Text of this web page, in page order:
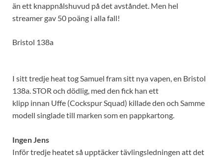
än ett knappnålshuvud på det avståndet. Men hel
streamer gav 50 poäng i alla fall!
Bristol 138a
I sitt tredje heat tog Samuel fram sitt nya vapen, en Bristol
138a. STOR och dödlig, med den fick han ett
klipp innan Uffe (Cockspur Squad) killade den och Samme
modell singlade till marken som en pappkartong.
Ingen Jens
Inför tredje heatet så upptäcker tävlingsledningen att det